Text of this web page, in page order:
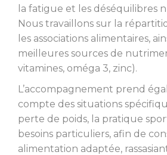
la fatigue et les déséquilibres
Nous travaillons sur la
les associations alimentaires,
meilleures sources de
vitamines, oméga 3, zinc).
L’accompagnement prend
compte des situations
perte de poids, la pratique
besoins particuliers, afin de
alimentation adaptée,